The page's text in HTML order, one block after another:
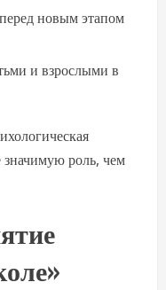
новым этапом
и взрослыми в
значимую роль, чем